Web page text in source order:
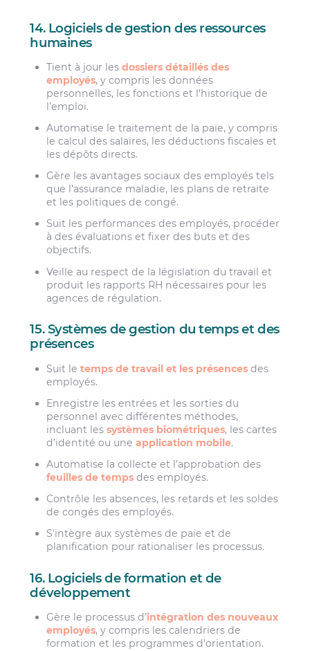
14. Logiciels de gestion des ressources
humaines
Tient à jour lesdossiers détaillés des
employés, y compris les données
personnelles, les fonctions et l’historique de
l’emploi.
Automatise le traitement de la paie, y compris
le calcul des salaires, les déductions fiscales et
les dépôts directs.
Gère les avantages sociaux des employés tels
que l’assurance maladie, les plans de retraite
et les politiques de congé.
Suit les performances des employés, procéder
à des évaluations et fixer des buts et des
objectifs.
Veille au respect de la législation du travail et
produit les rapports RH nécessaires pour les
agences de régulation.
15. Systèmes de gestion du temps et des
présences
Suit letemps de travail et les présences des
employés.
Enregistre les entrées et les sorties du
personnel avec différentes méthodes,
incluant lessystèmes biométriques, les cartes
d’identité ou uneapplication mobile.
Automatise la collecte et l’approbation des
feuilles de temps des employés.
Contrôle les absences, les retards et les soldes
de congés des employés.
S’intègre aux systèmes de paie et de
planification pour rationaliser les processus.
16. Logiciels de formation et de
développement
Gère le processus d’intégration des nouveaux
employés, y compris les calendriers de
formation et les programmes d’orientation.